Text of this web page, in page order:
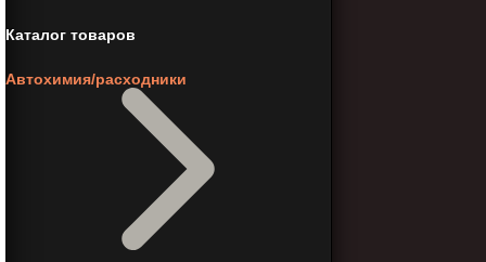
Каталог товаров
Автохимия/расходники